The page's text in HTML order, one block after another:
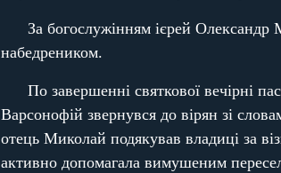
За богослужінням ієрей
набедреником.
По завершенні святкової вечірні
Варсонофій звернувся до вірян зі
отець Миколай подякував владиці за
активно допомагала вимушеним